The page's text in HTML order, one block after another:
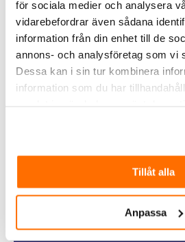
för sociala medier och analysera
vidarebefordrar även sådana
information från din enhet till de
annons- och analysföretag som vi
Dessa kan i sin tur kombinera
information som du har
Tillåt alla
Anpassa
Köp
Köp